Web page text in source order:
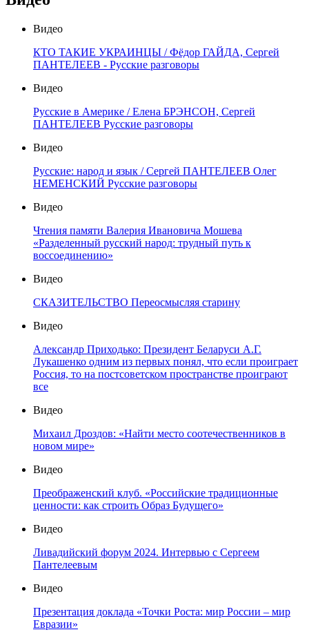
Видео
КТО ТАКИЕ УКРАИНЦЫ / Фёдор ГАЙДА, Сергей
ПАНТЕЛЕЕВ - Русские разговоры
Видео
Русские в Америке / Елена БРЭНСОН, Сергей
ПАНТЕЛЕЕВ Русские разговоры
Видео
Русские: народ и язык / Сергей ПАНТЕЛЕЕВ Олег
НЕМЕНСКИЙ Русские разговоры
Видео
Чтения памяти Валерия Ивановича Мошева
«Разделенный русский народ: трудный путь к
воссоединению»
Видео
СКАЗИТЕЛЬСТВО Переосмысляя старину
Видео
Александр Приходько: Президент Беларуси А.Г.
Лукашенко одним из первых понял, что если проиграет
Россия, то на постсоветском пространстве проиграют
все
Видео
Михаил Дроздов: «Найти место соотечественников в
новом мире»
Видео
Преображенский клуб. «Российские традиционные
ценности: как строить Образ Будущего»
Видео
Ливадийский форум 2024. Интервью с Сергеем
Пантелеевым
Видео
Презентация доклада «Точки Роста: мир России – мир
Евразии»